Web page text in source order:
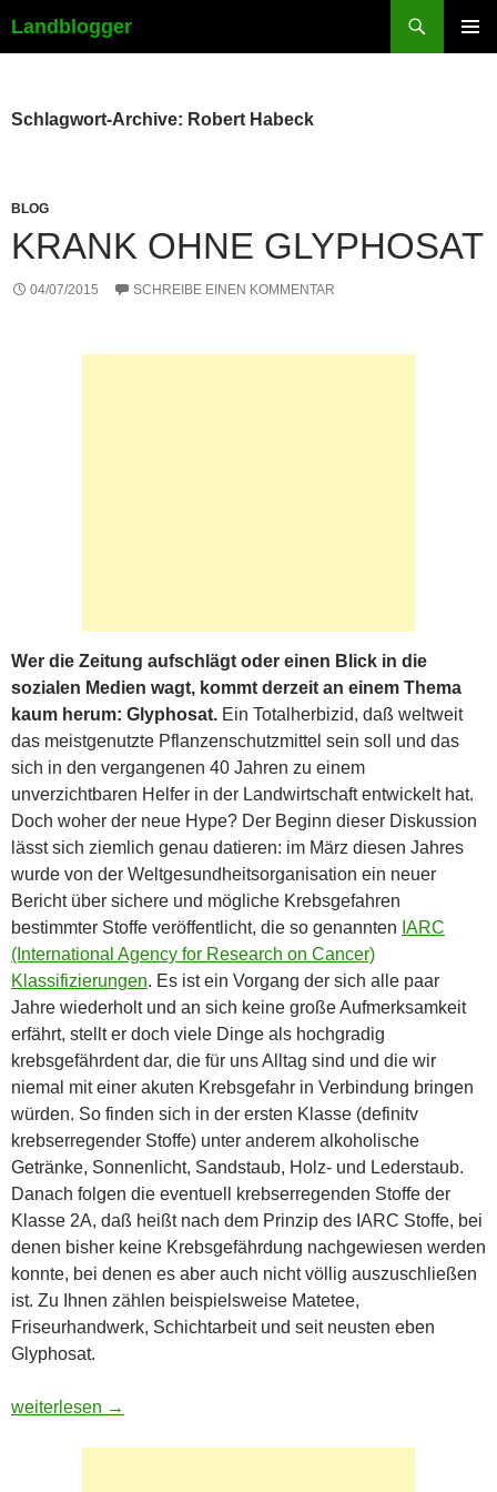
Landblogger
Schlagwort-Archive: Robert Habeck
BLOG
KRANK OHNE GLYPHOSAT
04/07/2015 SCHREIBE EINEN KOMMENTAR
Wer die Zeitung aufschlägt oder einen Blick in die
sozialen Medien wagt, kommt derzeit an einem Thema
kaum herum: Glyphosat. Ein Totalherbizid, daß weltweit
das meistgenutzte Pflanzenschutzmittel sein soll und das
sich in den vergangenen 40 Jahren zu einem
unverzichtbaren Helfer in der Landwirtschaft entwickelt hat.
Doch woher der neue Hype? Der Beginn dieser Diskussion
lässt sich ziemlich genau datieren: im März diesen Jahres
wurde von der Weltgesundheitsorganisation ein neuer
Bericht über sichere und mögliche Krebsgefahren
bestimmter Stoffe veröffentlicht, die so genannten IARC
(International Agency for Research on Cancer)
Klassifizierungen. Es ist ein Vorgang der sich alle paar
Jahre wiederholt und an sich keine große Aufmerksamkeit
erfährt, stellt er doch viele Dinge als hochgradig
krebsgefährdent dar, die für uns Alltag sind und die wir
niemal mit einer akuten Krebsgefahr in Verbindung bringen
würden. So finden sich in der ersten Klasse (definitv
krebserregender Stoffe) unter anderem alkoholische
Getränke, Sonnenlicht, Sandstaub, Holz- und Lederstaub.
Danach folgen die eventuell krebserregenden Stoffe der
Klasse 2A, daß heißt nach dem Prinzip des IARC Stoffe, bei
denen bisher keine Krebsgefährdung nachgewiesen werden
konnte, bei denen es aber auch nicht völlig auszuschließen
ist. Zu Ihnen zählen beispielsweise Matetee,
Friseurhandwerk, Schichtarbeit und seit neusten eben
Glyphosat.
Krank ohne Glyphosat
weiterlesen →